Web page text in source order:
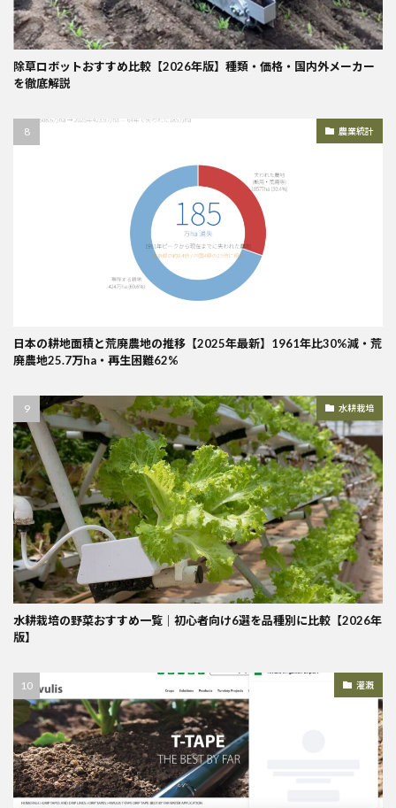
除草ロボットおすすめ比較【2026年版】種類・価格・国内外メーカー
を徹底解説
農業統計
日本の耕地面積と荒廃農地の推移【2025年最新】1961年比30%減・荒
廃農地25.7万ha・再生困難62%
水耕栽培
水耕栽培の野菜おすすめ一覧｜初心者向け6選を品種別に比較【2026年
版】
灌漑